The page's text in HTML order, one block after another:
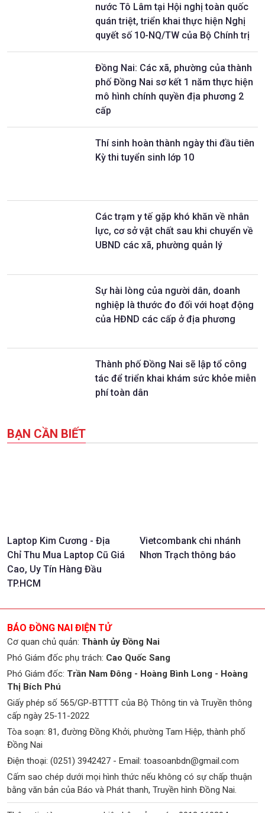
nước Tô Lâm tại Hội nghị toàn quốc
quán triệt, triển khai thực hiện Nghị
quyết số 10-NQ/TW của Bộ Chính trị
Đồng Nai: Các xã, phường của thành
phố Đồng Nai sơ kết 1 năm thực hiện
mô hình chính quyền địa phương 2
cấp
Thí sinh hoàn thành ngày thi đầu tiên
Kỳ thi tuyển sinh lớp 10
Các trạm y tế gặp khó khăn về nhân
lực, cơ sở vật chất sau khi chuyển về
UBND các xã, phường quản lý
Sự hài lòng của người dân, doanh
nghiệp là thước đo đối với hoạt động
của HĐND các cấp ở địa phương
Thành phố Đồng Nai sẽ lập tổ công
tác để triển khai khám sức khỏe miễn
phí toàn dân
BẠN CẦN BIẾT
Laptop Kim Cương - Địa
Chỉ Thu Mua Laptop Cũ Giá
Cao, Uy Tín Hàng Đầu
TP.HCM
Vietcombank chi nhánh
Nhơn Trạch thông báo
BÁO ĐỒNG NAI ĐIỆN TỬ
Cơ quan chủ quản: Thành ủy Đồng Nai
Phó Giám đốc phụ trách: Cao Quốc Sang
Phó Giám đốc: Trần Nam Đông - Hoàng Bình Long - Hoàng
Thị Bích Phú
Giấy phép số 565/GP-BTTTT của Bộ Thông tin và Truyền thông
cấp ngày 25-11-2022
Tòa soạn: 81, đường Đồng Khởi, phường Tam Hiệp, thành phố
Đồng Nai
Điện thoại: (0251) 3942427 - Email: toasoanbdn@gmail.com
Cấm sao chép dưới mọi hình thức nếu không có sự chấp thuận
bằng văn bản của Báo và Phát thanh, Truyền hình Đồng Nai.